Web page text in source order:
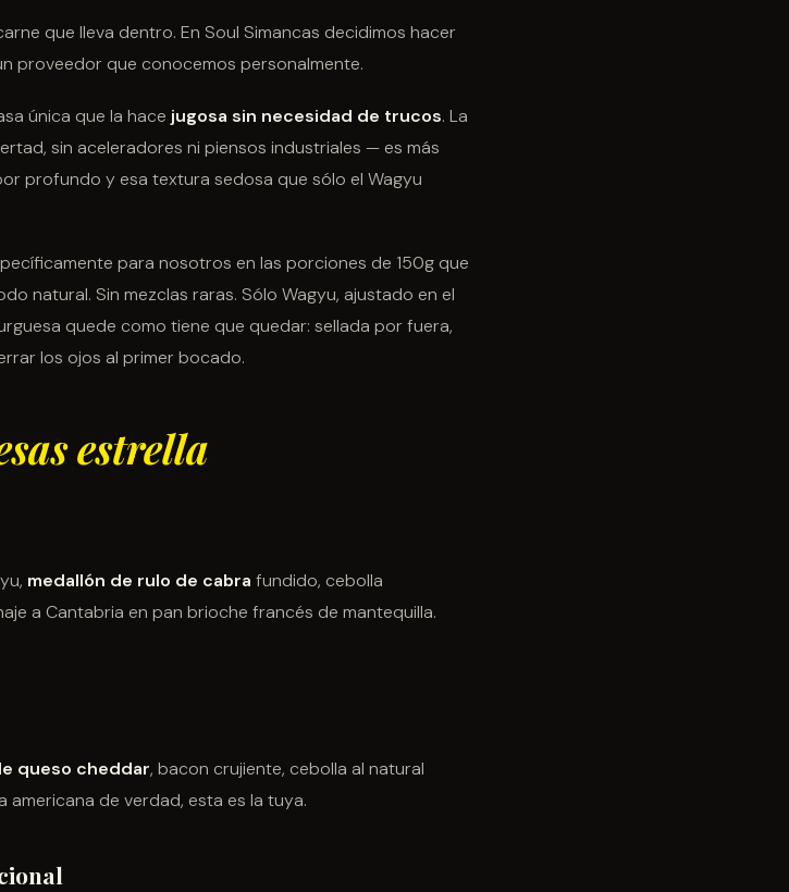
que lleva dentro. En Soul Simancas decidimos hacer
proveedor que conocemos personalmente.
única que la hace jugosa sin necesidad de trucos. La
sin aceleradores ni piensos industriales — es más
profundo y esa textura sedosa que sólo el Wagyu
para nosotros en las porciones de 150g que
natural. Sin mezclas raras. Sólo Wagyu, ajustado en el
quede como tiene que quedar: sellada por fuera,
los ojos al primer bocado.
estrella
medallón de rulo de cabra fundido, cebolla
a Cantabria en pan brioche francés de mantequilla.
queso cheddar, bacon crujiente, cebolla al natural
americana de verdad, esta es la tuya.